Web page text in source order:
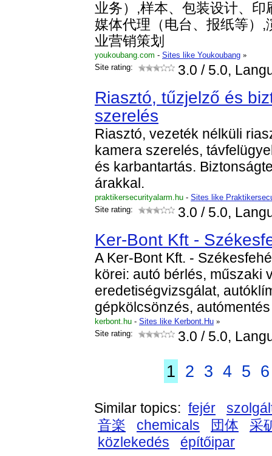
业务）,样本、包装设计、印
媒体代理（电台、报纸等）,
业营销策划
youkoubang.com - Sites like Youkoubang »
Site rating:
3.0 / 5.0,
Riasztó, tűzjelző és
szerelés
Riasztó, vezeték nélküli
kamera szerelés,
és karbantartás.
árakkal.
praktikersecurityalarm.hu - Sites like
Site rating:
3.0 / 5.0,
Ker-Bont Kft -
A Ker-Bont Kft. -
körei: autó bérlés, műszaki
eredetiségvizsgálat,
gépkölcsönzés,
kerbont.hu - Sites like Kerbont.Hu »
Site rating:
3.0 / 5.0,
1 2 3 4 5 6
Similar topics: fejér
音楽
chemicals 団体
采
közlekedés
építőipar